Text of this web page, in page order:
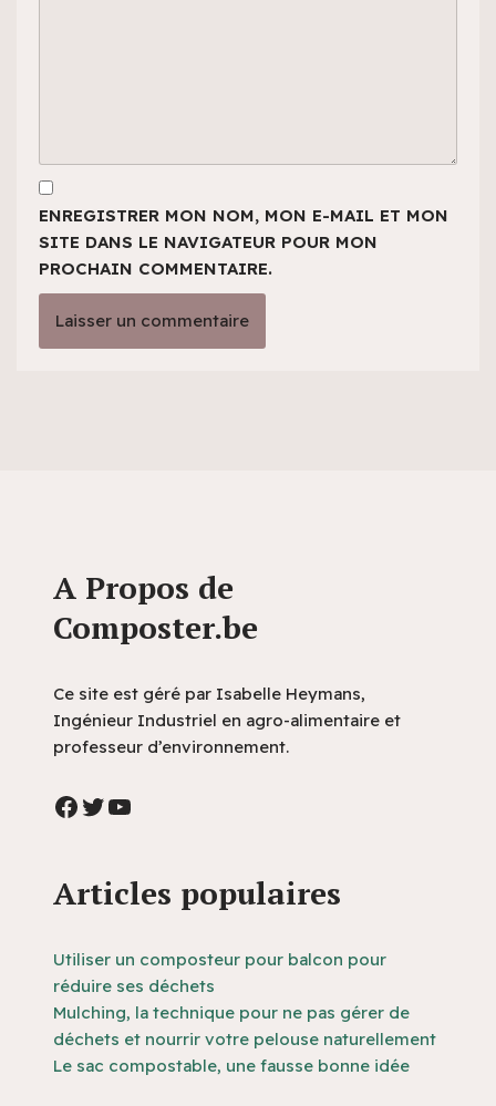
ENREGISTRER MON NOM, MON E-MAIL ET MON
SITE DANS LE NAVIGATEUR POUR MON
PROCHAIN COMMENTAIRE.
A Propos de
Composter.be
Ce site est géré par Isabelle Heymans,
Ingénieur Industriel en agro-alimentaire et
professeur d’environnement.
Articles populaires
Utiliser un composteur pour balcon pour
réduire ses déchets
Mulching, la technique pour ne pas gérer de
déchets et nourrir votre pelouse naturellement
Le sac compostable, une fausse bonne idée